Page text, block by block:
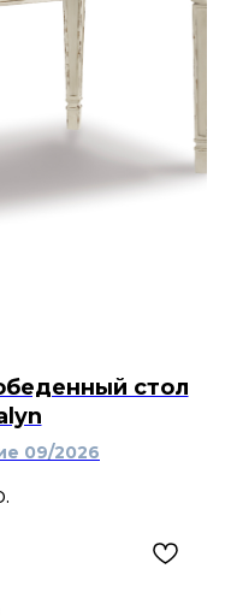
стол
09/2026